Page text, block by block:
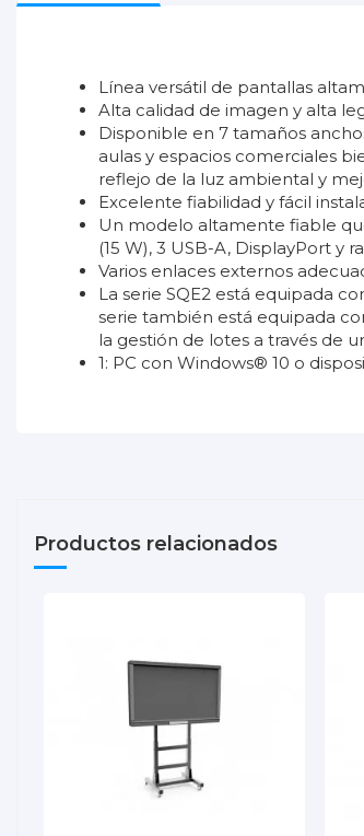
Línea versátil de pantallas
Alta calidad de imagen y alta
Disponible en 7 tamaños
aulas y espacios comerciales
reflejo de la luz ambiental y
Excelente fiabilidad y fácil
Un modelo altamente fiable
(15 W), 3 USB-A, DisplayPort y
Varios enlaces externos
La serie SQE2 está equipada
serie también está equipada
la gestión de lotes a través de
1: PC con Windows® 10 o
Marco
Contraste
Productos relacionados